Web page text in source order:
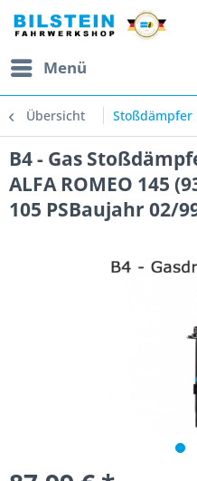
Menü
Übersicht Stoßdämpfer
B4 - Gas
ALFA ROMEO 145
105 PSBaujahr 02/